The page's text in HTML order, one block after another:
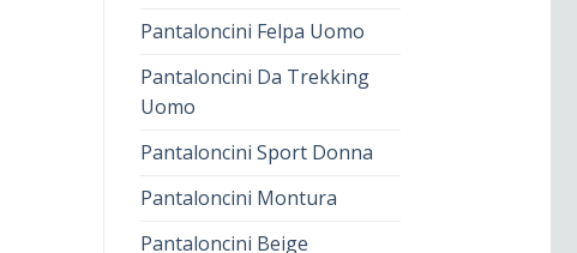
Pantaloncini Felpa Uomo
Pantaloncini Da Trekking
Uomo
Pantaloncini Sport Donna
Pantaloncini Montura
Pantaloncini Beige